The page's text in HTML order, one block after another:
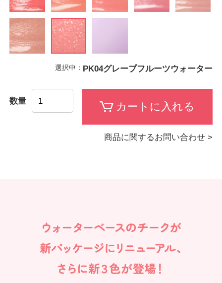
選択中： PK04グレープフルーツウォーター
数量
商品に関するお問い合わせ >